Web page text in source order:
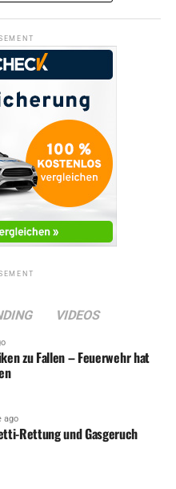
VIDEOS
zu Fallen – Feuerwehr hat
ago
Rettung und Gasgeruch